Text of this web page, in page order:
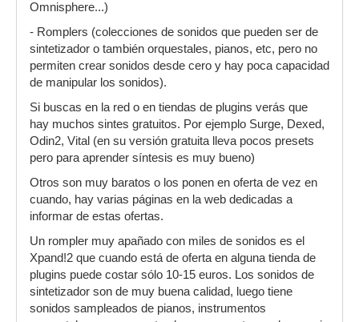
Omnisphere...)
- Romplers (colecciones de sonidos que pueden ser de
sintetizador o también orquestales, pianos, etc, pero no
permiten crear sonidos desde cero y hay poca capacidad
de manipular los sonidos).
Si buscas en la red o en tiendas de plugins verás que
hay muchos sintes gratuitos. Por ejemplo Surge, Dexed,
Odin2, Vital (en su versión gratuita lleva pocos presets
pero para aprender síntesis es muy bueno)
Otros son muy baratos o los ponen en oferta de vez en
cuando, hay varias páginas en la web dedicadas a
informar de estas ofertas.
Un rompler muy apañado con miles de sonidos es el
Xpand!2 que cuando está de oferta en alguna tienda de
plugins puede costar sólo 10-15 euros. Los sonidos de
sintetizador son de muy buena calidad, luego tiene
sonidos sampleados de pianos, instrumentos